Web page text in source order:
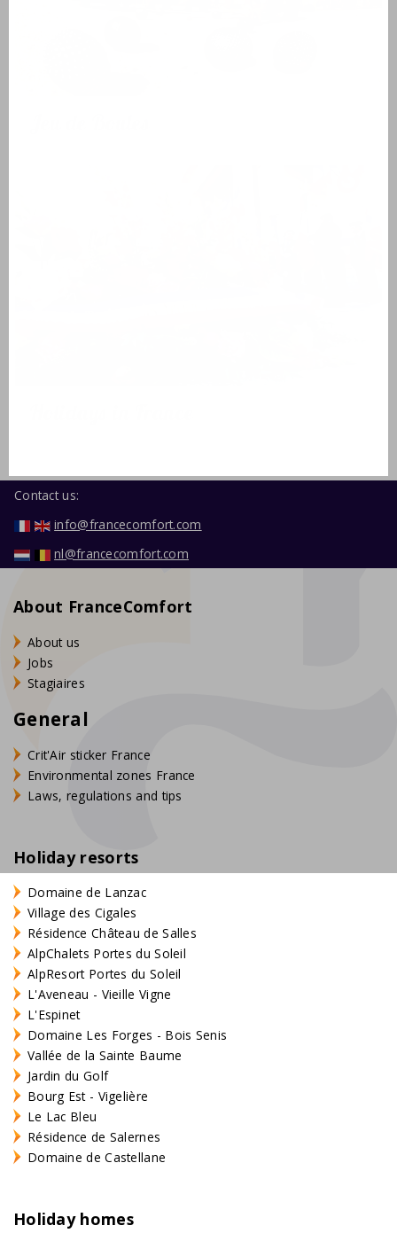
Contact us:
info@francecomfort.com
nl@francecomfort.com
About FranceComfort
About us
Jobs
Stagiaires
General
Crit'Air sticker France
Environmental zones France
Laws, regulations and tips
Holiday resorts
Domaine de Lanzac
Village des Cigales
Résidence Château de Salles
AlpChalets Portes du Soleil
AlpResort Portes du Soleil
L'Aveneau - Vieille Vigne
L'Espinet
Domaine Les Forges - Bois Senis
Vallée de la Sainte Baume
Jardin du Golf
Bourg Est - Vigelière
Le Lac Bleu
Résidence de Salernes
Domaine de Castellane
Holiday homes